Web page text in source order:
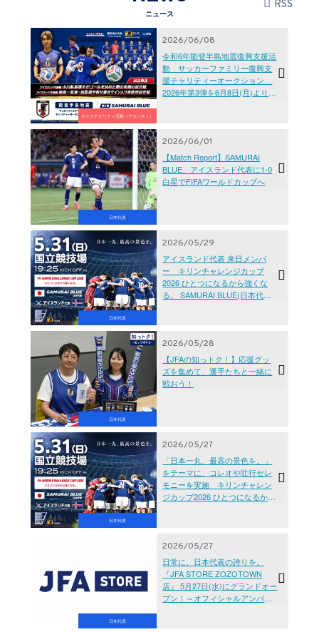
ニュース
RSS
サステナビリティ活動（アスパス！）
2026/06/08
令和6年能登半島地震復興支援活
動 サッカーファミリー復興支
援チャリティーオークション
2026年第3弾を6月8日(月)より開
日本代表
2026/06/01
【Match Report】SAMURAI
BLUE、アイスランド代表に1-0
白星でFIFAワールドカップへ
日本代表
2026/05/29
アイスランド代表 来日メンバ
ー キリンチャレンジカップ
2026 ひとつになるから強くな
る。 SAMURAI BLUE(日本代表)
日本代表
2026/05/28
【JFAの知っトク！】応援グッ
ズを集めて、選手たちと一緒に
戦おう！
日本代表
2026/05/27
「日本一丸、最高の景色を。」
をテーマに、コレオや壮行セレ
モニーを実施 キリンチャレン
ジカップ2026 ひとつになるから
日本代表
2026/05/27
日常に、日本代表の誇りを。
『JFA STORE ZOZOTOWN
店』 5月27日(水)にグランドオー
プン！～オフィシャルアンバサ